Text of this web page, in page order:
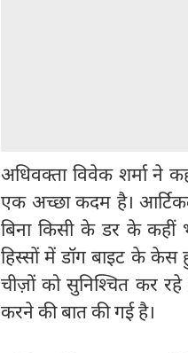
अधिवक्ता विवेक शर्मा ने
एक अच्छा कदम है।
बिना किसी के डर के कहीं
हिस्सों में डॉग बाइट के
चीज़ों को सुनिश्चित कर रहे
करने की बात की गई है।